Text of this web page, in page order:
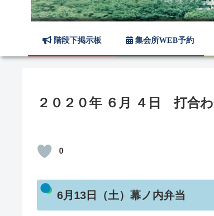
階段下掲示板 集会所WEB予約
２０２０年 ６月 ４日 打
0
6月13日（土）幕ノ内弁当